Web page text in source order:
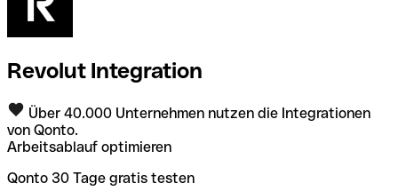
Revolut Integration
Über 40.000 Unternehmen nutzen die Integrationen
von Qonto.
Arbeitsablauf optimieren
Qonto 30 Tage gratis testen